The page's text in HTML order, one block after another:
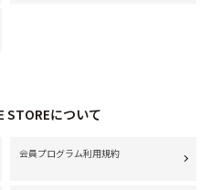
STOREについて
会員プログラム利用規約